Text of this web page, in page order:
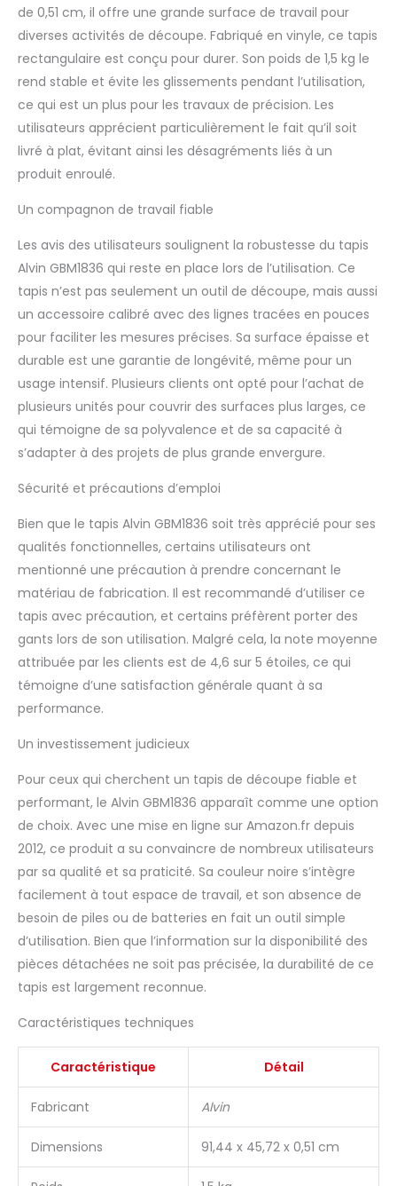
de 0,51 cm, il offre une grande surface de travail pour
diverses activités de découpe. Fabriqué en vinyle, ce tapis
rectangulaire est conçu pour durer. Son poids de 1,5 kg le
rend stable et évite les glissements pendant l’utilisation,
ce qui est un plus pour les travaux de précision. Les
utilisateurs apprécient particulièrement le fait qu’il soit
livré à plat, évitant ainsi les désagréments liés à un
produit enroulé.
Un compagnon de travail fiable
Les avis des utilisateurs soulignent la robustesse du tapis
Alvin GBM1836 qui reste en place lors de l’utilisation. Ce
tapis n’est pas seulement un outil de découpe, mais aussi
un accessoire calibré avec des lignes tracées en pouces
pour faciliter les mesures précises. Sa surface épaisse et
durable est une garantie de longévité, même pour un
usage intensif. Plusieurs clients ont opté pour l’achat de
plusieurs unités pour couvrir des surfaces plus larges, ce
qui témoigne de sa polyvalence et de sa capacité à
s’adapter à des projets de plus grande envergure.
Sécurité et précautions d’emploi
Bien que le tapis Alvin GBM1836 soit très apprécié pour ses
qualités fonctionnelles, certains utilisateurs ont
mentionné une précaution à prendre concernant le
matériau de fabrication. Il est recommandé d’utiliser ce
tapis avec précaution, et certains préfèrent porter des
gants lors de son utilisation. Malgré cela, la note moyenne
attribuée par les clients est de 4,6 sur 5 étoiles, ce qui
témoigne d’une satisfaction générale quant à sa
performance.
Un investissement judicieux
Pour ceux qui cherchent un tapis de découpe fiable et
performant, le Alvin GBM1836 apparaît comme une option
de choix. Avec une mise en ligne sur Amazon.fr depuis
2012, ce produit a su convaincre de nombreux utilisateurs
par sa qualité et sa praticité. Sa couleur noire s’intègre
facilement à tout espace de travail, et son absence de
besoin de piles ou de batteries en fait un outil simple
d’utilisation. Bien que l’information sur la disponibilité des
pièces détachées ne soit pas précisée, la durabilité de ce
tapis est largement reconnue.
Caractéristiques techniques
Caractéristique Détail
Fabricant Alvin
Dimensions 91,44 x 45,72 x 0,51 cm